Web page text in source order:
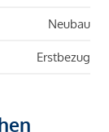
Neubau
Erstbezug